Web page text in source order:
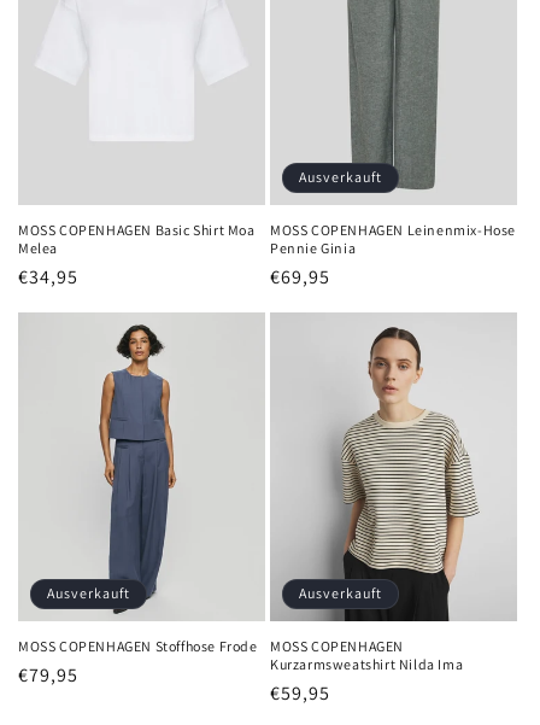
MOSS COPENHAGEN Basic Shirt Moa
Melea
Normaler
€34,95
Ausverkauft
MOSS COPENHAGEN Leinenmix-Hose
Pennie Ginia
Normaler
€69,95
Ausverkauft
MOSS COPENHAGEN Stoffhose Frode
Normaler
€79,95
Ausverkauft
MOSS COPENHAGEN
Kurzarmsweatshirt Nilda Ima
Normaler
€59,95